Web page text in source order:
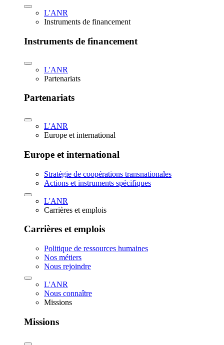
L'ANR
Instruments de financement
Instruments de financement
L'ANR
Partenariats
Partenariats
L'ANR
Europe et international
Europe et international
Stratégie de coopérations transnationales
Actions et instruments spécifiques
L'ANR
Carrières et emplois
Carrières et emplois
Politique de ressources humaines
Nos métiers
Nous rejoindre
L'ANR
Nous connaître
Missions
Missions